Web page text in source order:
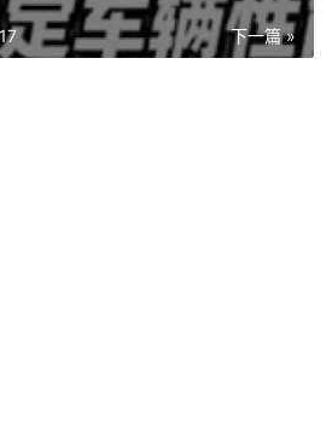
下一篇 »